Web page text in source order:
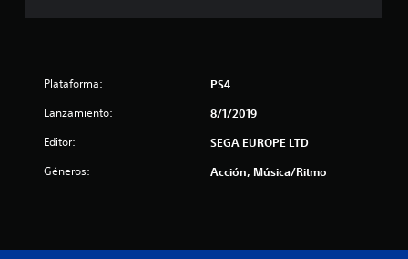
e
Plataforma: PS4
Lanzamiento: 8/1/2019
Editor: SEGA EUROPE LTD
Géneros: Acción, Música/Ritmo